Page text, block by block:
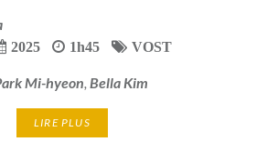
2025 1h45 VOST
Mi-hyeon Bella Kim
LIRE PLUS